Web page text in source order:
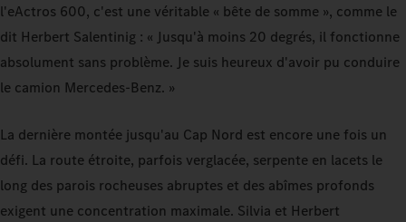
l'eActros 600, c'est une véritable « bête de somme », comme le
dit Herbert Salentinig : « Jusqu'à moins 20 degrés, il fonctionne
absolument sans problème. Je suis heureux d'avoir pu conduire
le camion Mercedes‑Benz. »
La dernière montée jusqu'au Cap Nord est encore une fois un
défi. La route étroite, parfois verglacée, serpente en lacets le
long des parois rocheuses abruptes et des abîmes profonds
exigent une concentration maximale. Silvia et Herbert